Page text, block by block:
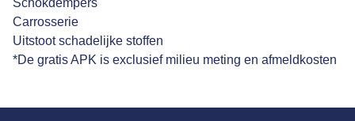
Carrosserie
Uitstoot schadelijke stoffen
*De gratis APK is exclusief milieu meting en afmeldkosten